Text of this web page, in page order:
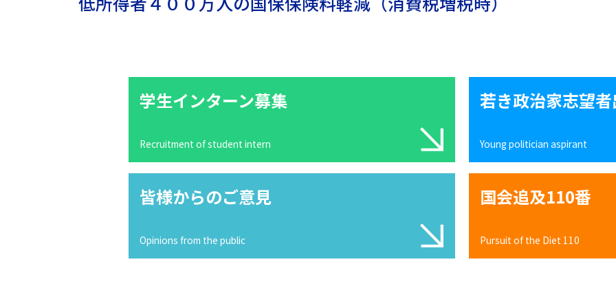
学生インターン募集
Recruitment of student intern
若き政治家志望
Young politician aspirant
皆様からのご意見
Opinions from the public
国会追及110番
Pursuit of the Diet 110